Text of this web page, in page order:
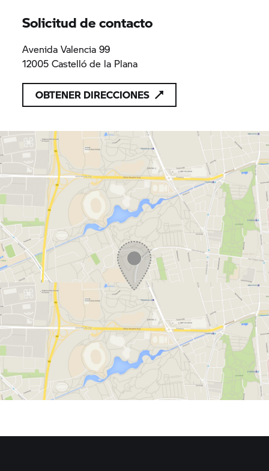
Solicitud de contacto
Avenida Valencia 99
12005 Castelló de la Plana
OBTENER DIRECCIONES